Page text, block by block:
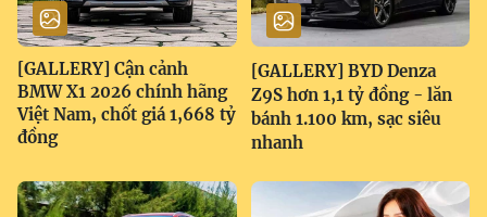
[GALLERY] Cận cảnh
BMW X1 2026 chính hãng
Việt Nam, chốt giá 1,668 tỷ
đồng
[GALLERY] BYD Denza
Z9S hơn 1,1 tỷ đồng - lăn
bánh 1.100 km, sạc siêu
nhanh